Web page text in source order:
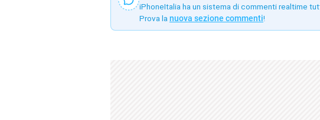
iPhoneItalia ha un sistema di commenti realtime
Prova la nuova sezione commenti!